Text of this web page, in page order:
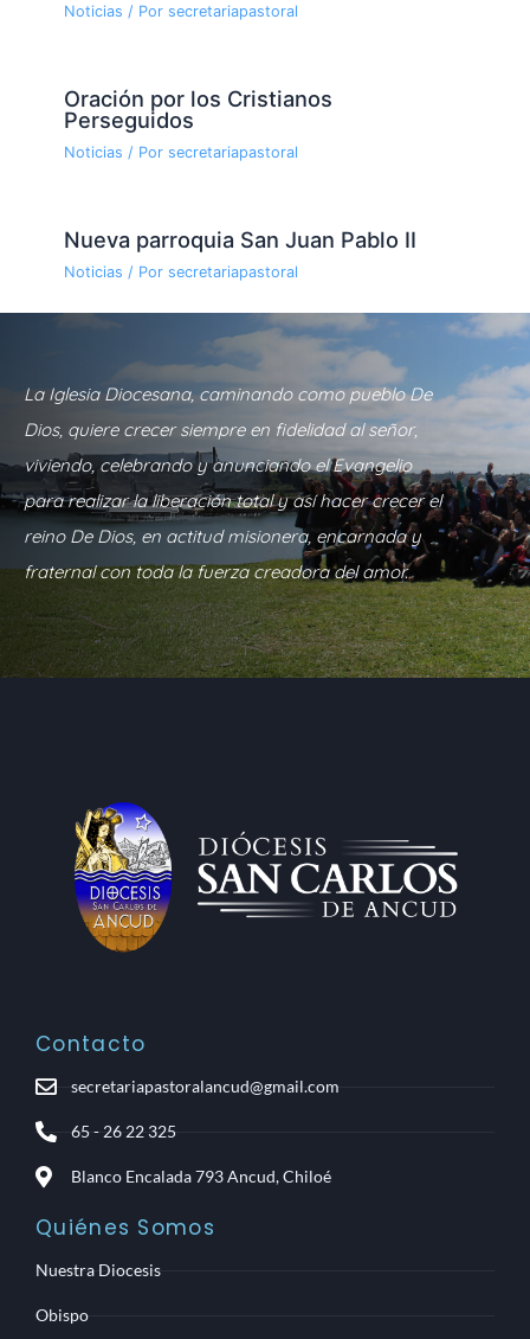
Noticias / Por secretariapastoral
Oración por los Cristianos
Perseguidos
Noticias / Por secretariapastoral
Nueva parroquia San Juan Pablo II
Noticias / Por secretariapastoral
La Iglesia Diocesana, caminando como pueblo De
Dios, quiere crecer siempre en fidelidad al señor,
viviendo, celebrando y anunciando el Evangelio
para realizar la liberación total y así hacer crecer el
reino De Dios, en actitud misionera, encarnada y
fraternal con toda la fuerza creadora del amor.
Contacto
secretariapastoralancud@gmail.com
65 - 26 22 325
Blanco Encalada 793 Ancud, Chiloé
Quiénes Somos
Nuestra Diocesis
Obispo